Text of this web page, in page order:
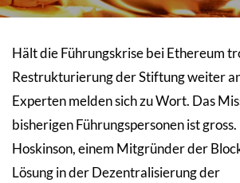
Hält die Führungskrise bei Ethereum
Restrukturierung der Stiftung weiter
Experten melden sich zu Wort. Das
bisherigen Führungspersonen ist
Hoskinson, einem Mitgründer der
Lösung in der Dezentralisierung der